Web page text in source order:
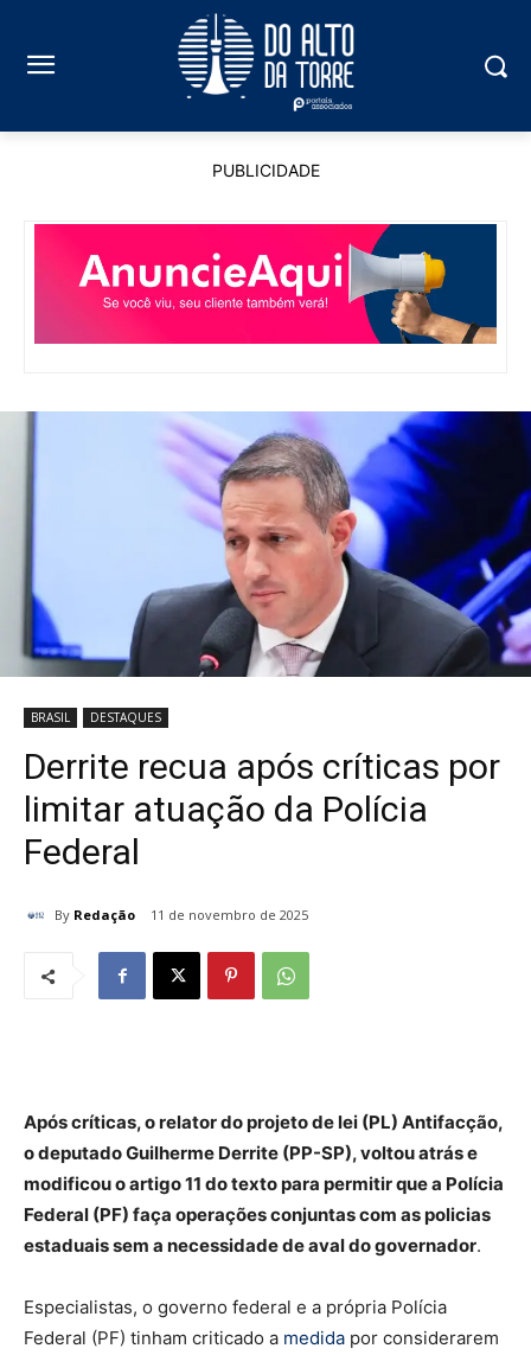
PUBLICIDADE
BRASIL DESTAQUES
Derrite recua após críticas por
limitar atuação da Polícia
Federal
By Redação 11 de novembro de 2025
Após críticas, o relator do projeto de lei (PL) Antifacção,
o deputado Guilherme Derrite (PP-SP), voltou atrás e
modificou o artigo 11 do texto para permitir que a Polícia
Federal (PF) faça operações conjuntas com as policias
estaduais sem a necessidade de aval do governador.
Especialistas, o governo federal e a própria Polícia
Federal (PF) tinham criticado a medida por considerarem